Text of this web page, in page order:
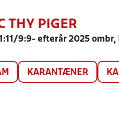
THY PIGER
9:9- efterår 2025
KARANTÆNER